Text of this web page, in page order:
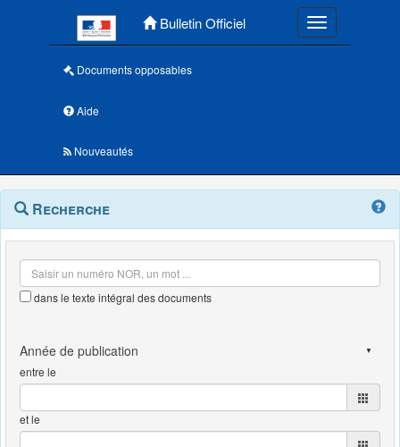
Bulletin Officiel Toggle
Documents opposables
Aide
Nouveautés
Navigation
outils
Menu
contextuel
Recherche
dans le texte intégral des documents
entre le
et le